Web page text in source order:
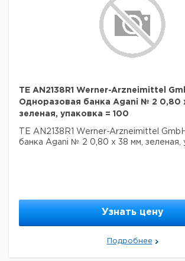
TE AN2138R1 Werner-Arzneimittel
Одноразовая банка Agani № 2 0,80
зеленая, упаковка = 100
TE AN2138R1 Werner-Arzneimittel
банка Agani № 2 0,80 x 38 мм, зеленая,
Узнать цену
Подробнее